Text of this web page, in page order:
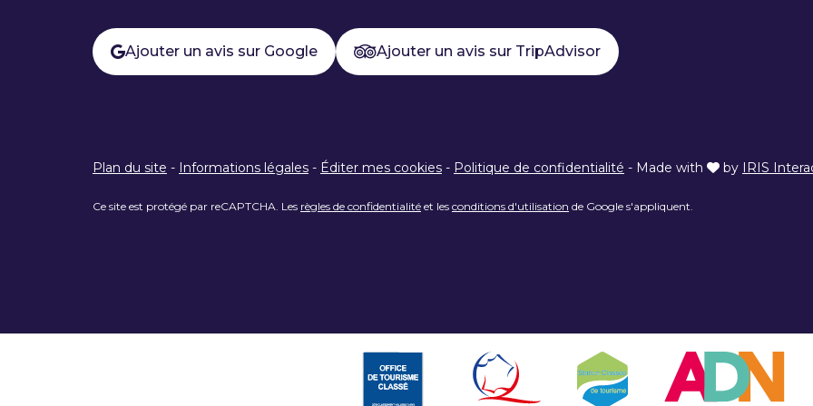
Ajouter un avis sur Google Ajouter un avis sur TripAdvisor
Plan du site - Informations légales - Éditer mes cookies - Politique de confidentialité - Made with by IRIS
Ce site est protégé par reCAPTCHA. Les règles de confidentialité et les conditions d'utilisation de Google s'appliquent.